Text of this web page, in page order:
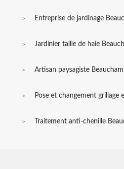
Entreprise de jardinage
Jardinier taille de haie
Artisan paysagiste
Pose et changement grillage
Traitement anti-chenille